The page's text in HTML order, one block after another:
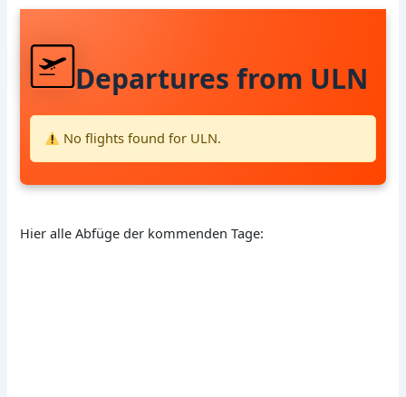
Departures from ULN
No flights found for ULN.
Hier alle Abfüge der kommenden Tage: